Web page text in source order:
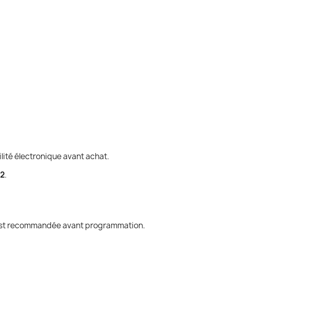
électronique avant achat.
.
recommandée avant programmation.